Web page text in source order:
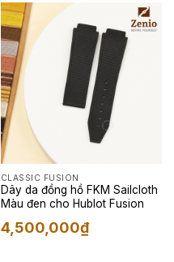
CLASSIC FUSION
Dây da đồng hồ FKM Sailcloth
Màu đen cho Hublot Fusion
4,500,000₫